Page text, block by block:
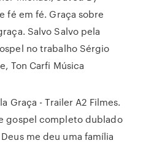
fé em fé. Graça sobre
Salvo Salvo pela
no trabalho Sérgio
Ton Carfi Música
Graça - Trailer A2 Filmes.
gospel completo dublado
me deu uma família